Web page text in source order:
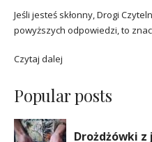
Jeśli jesteś skłonny, Drogi
powyższych odpowiedzi, to
Czytaj dalej
Popular posts